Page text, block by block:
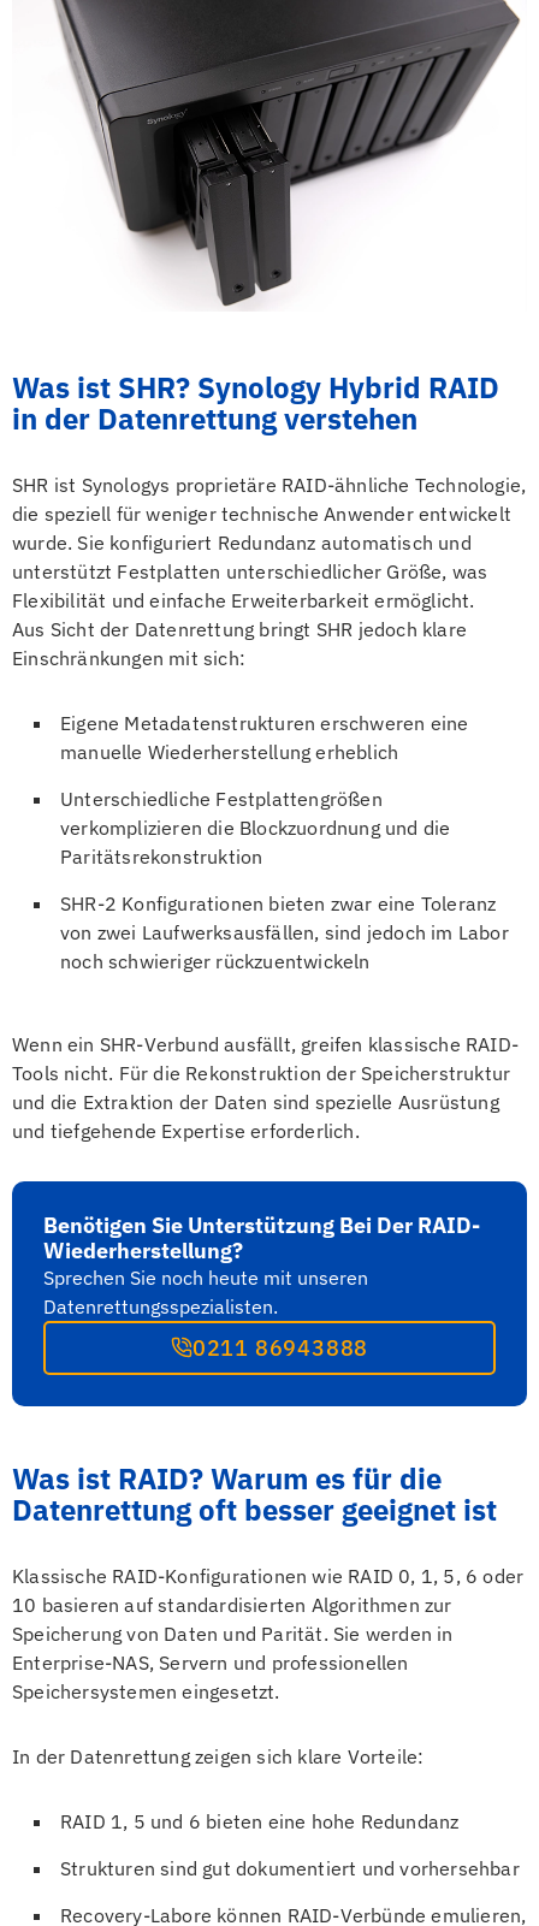
Was ist SHR? Synology Hybrid RAID
in der Datenrettung verstehen
SHR ist Synologys proprietäre RAID-ähnliche Technologie,
die speziell für weniger technische Anwender entwickelt
wurde. Sie konfiguriert Redundanz automatisch und
unterstützt Festplatten unterschiedlicher Größe, was
Flexibilität und einfache Erweiterbarkeit ermöglicht.
Aus Sicht der Datenrettung bringt SHR jedoch klare
Einschränkungen mit sich:
Eigene Metadatenstrukturen erschweren eine
manuelle Wiederherstellung erheblich
Unterschiedliche Festplattengrößen
verkomplizieren die Blockzuordnung und die
Paritätsrekonstruktion
SHR-2 Konfigurationen bieten zwar eine Toleranz
von zwei Laufwerksausfällen, sind jedoch im Labor
noch schwieriger rückzuentwickeln
Wenn ein SHR-Verbund ausfällt, greifen klassische RAID-
Tools nicht. Für die Rekonstruktion der Speicherstruktur
und die Extraktion der Daten sind spezielle Ausrüstung
und tiefgehende Expertise erforderlich.
Benötigen Sie Unterstützung Bei Der RAID-
Wiederherstellung?
Sprechen Sie noch heute mit unseren
Datenrettungsspezialisten.
0211 86943888
Was ist RAID? Warum es für die
Datenrettung oft besser geeignet ist
Klassische RAID-Konfigurationen wie RAID 0, 1, 5, 6 oder
10 basieren auf standardisierten Algorithmen zur
Speicherung von Daten und Parität. Sie werden in
Enterprise-NAS, Servern und professionellen
Speichersystemen eingesetzt.
In der Datenrettung zeigen sich klare Vorteile:
RAID 1, 5 und 6 bieten eine hohe Redundanz
Strukturen sind gut dokumentiert und vorhersehbar
Recovery-Labore können RAID-Verbünde emulieren,